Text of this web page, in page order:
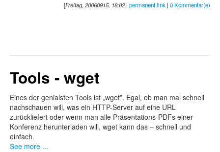
[Freitag, 20060915, 18:02| permanent link | 0 Kommentar(e)
Tools - wget
Eines der genialsten Tools ist „wget”. Egal, ob man mal schnell
nachschauen will, was ein HTTP-Server auf eine URL
zurückliefert oder wenn man alle Präsentations-PDFs einer
Konferenz herunterladen will, wget kann das – schnell und
einfach.
See more ...